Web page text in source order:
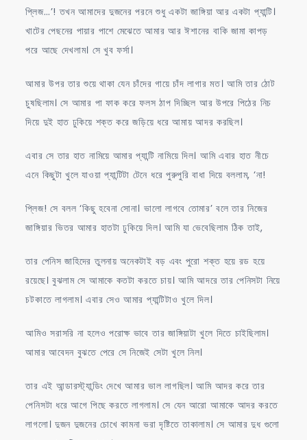
প্লিজ…’! তখন আমাদের দুজনের পরনে শুধু একটা জাঙ্গিয়া আর একটা প্যান্টি।
খাটের পেছনের পায়ার পাশে মেঝেতে আমার আর ঈশানের বাকি জামা কাপড়
পরে আছে দেখলাম। সে খুব ফর্সা।
আমার উপর তার শুয়ে থাকা যেন চাঁদের গায়ে চাঁদ লাগার মত। আমি তার ঠোট
চুষছিলাম। সে আমার পা ফাক করে ফলস ঠাপ দিচ্ছিল আর উপরে পিঠের নিচ
দিয়ে দুই হাত ঢুকিয়ে শক্ত করে জড়িয়ে ধরে আমায় আদর করছিল।
এবার সে তার হাত নামিয়ে আমার প্যান্টি নামিয়ে দিল। আমি এবার হাত নীচে
এনে কিছুটা খুলে যাওয়া প্যান্টিটা টেনে ধরে পুরুপুরি বাধা দিয়ে বললাম, ‘না!
প্লিজ! সে বলল ‘কিছু হবেনা সোনা। ভালো লাগবে তোমার’ বলে তার নিজের
জাঙ্গিয়ার ভিতর আমার হাতটা ঢুকিয়ে দিল। আমি যা ভেবেছিলাম ঠিক তাই,
তার পেনিস জাহিদের তুলনায় অনেকটাই বড় এবং পুরো শক্ত হয়ে রড হয়ে
রয়েছে। বুঝলাম সে আমাকে কতটা করতে চায়। আমি আদরে তার পেনিসটা নিয়ে
চটকাতে লাগলাম। এবার সেও আমার প্যান্টিটাও খুলে দিল।
আমিও সরাসরি না হলেও পরোক্ষ ভাবে তার জাঙ্গিয়াটা খুলে দিতে চাইছিলাম।
আমার আবেদন বুঝতে পেরে সে নিজেই সেটা খুলে নিল।
তার এই আন্ডারস্ট্যান্ডিং দেখে আমার ভাল লাগছিল। আমি আদর করে তার
পেনিসটা ধরে আগে পিছে করতে লাগলাম। সে যেন আরো আমাকে আদর করতে
লাগলো। দুজন দুজনের চোখে কামনা ভরা দৃষ্টিতে তাকালাম। সে আমার দুধ গুলো